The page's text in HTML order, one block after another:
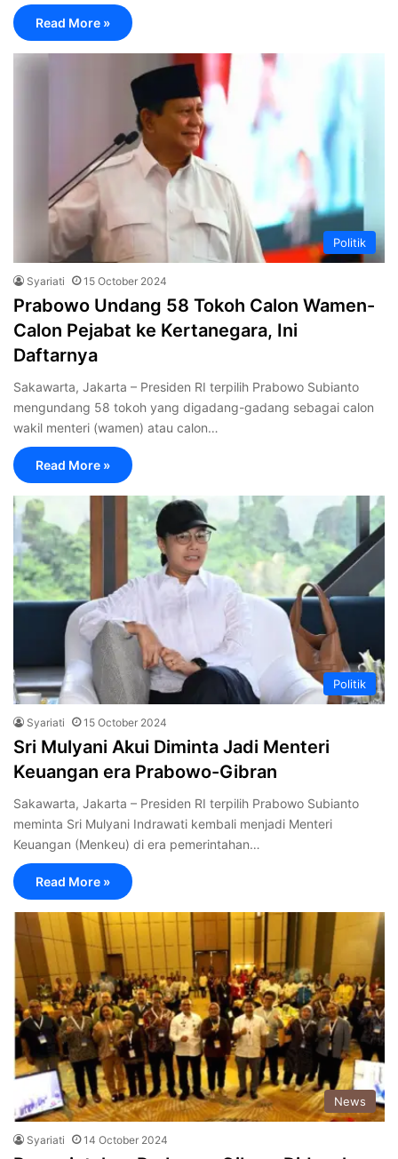
Read More »
Politik
Syariati 15 October 2024
Prabowo Undang 58 Tokoh Calon Wamen-
Calon Pejabat ke Kertanegara, Ini
Daftarnya
Sakawarta, Jakarta – Presiden RI terpilih Prabowo Subianto
mengundang 58 tokoh yang digadang-gadang sebagai calon
wakil menteri (wamen) atau calon…
Read More »
Politik
Syariati 15 October 2024
Sri Mulyani Akui Diminta Jadi Menteri
Keuangan era Prabowo-Gibran
Sakawarta, Jakarta – Presiden RI terpilih Prabowo Subianto
meminta Sri Mulyani Indrawati kembali menjadi Menteri
Keuangan (Menkeu) di era pemerintahan…
Read More »
News
Syariati 14 October 2024